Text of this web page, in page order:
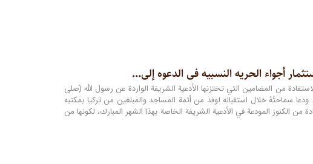
أجواء الحریه النسبیه فی الدعوه إلى…
من المضامين التي تختزنها الأدعية الشريفة الواردة عن رسول الله (صلى
سماحتُهُ خلال استقباله لوفد من أئمة المساجد والمبلغين من تركيا بمكتبه
الكنوز المودعة في الأدعية الشريفة الخاصة بهذا الشهر المبارك، لكونها من